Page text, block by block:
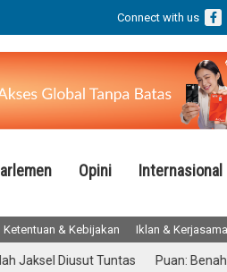
Connect with us
Opini Internasional
Ketentuan & Kebijakan Iklan & Kerjasama
Tuntas Puan: Benahi Layanan